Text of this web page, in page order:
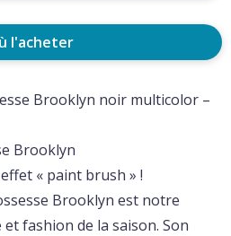
l'acheter
Brooklyn noir multicolor –
Brooklyn
« paint brush » !
Brooklyn est notre
fashion de la saison. Son